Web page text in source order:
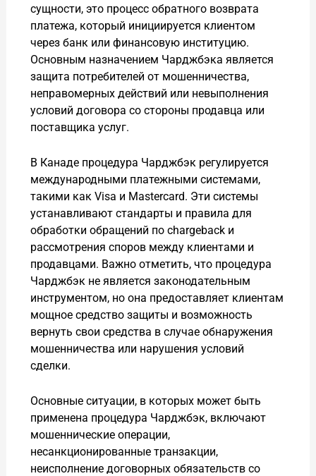
сущности, это процесс обратного возврата
платежа, который инициируется клиентом
через банк или финансовую институцию.
Основным назначением Чарджбэка является
защита потребителей от мошенничества,
неправомерных действий или невыполнения
условий договора со стороны продавца или
поставщика услуг.
В Канаде процедура Чарджбэк регулируется
международными платежными системами,
такими как Visa и Mastercard. Эти системы
устанавливают стандарты и правила для
обработки обращений по chargeback и
рассмотрения споров между клиентами и
продавцами. Важно отметить, что процедура
Чарджбэк не является законодательным
инструментом, но она предоставляет клиентам
мощное средство защиты и возможность
вернуть свои средства в случае обнаружения
мошенничества или нарушения условий
сделки.
Основные ситуации, в которых может быть
применена процедура Чарджбэк, включают
мошеннические операции,
несанкционированные транзакции,
неисполнение договорных обязательств со